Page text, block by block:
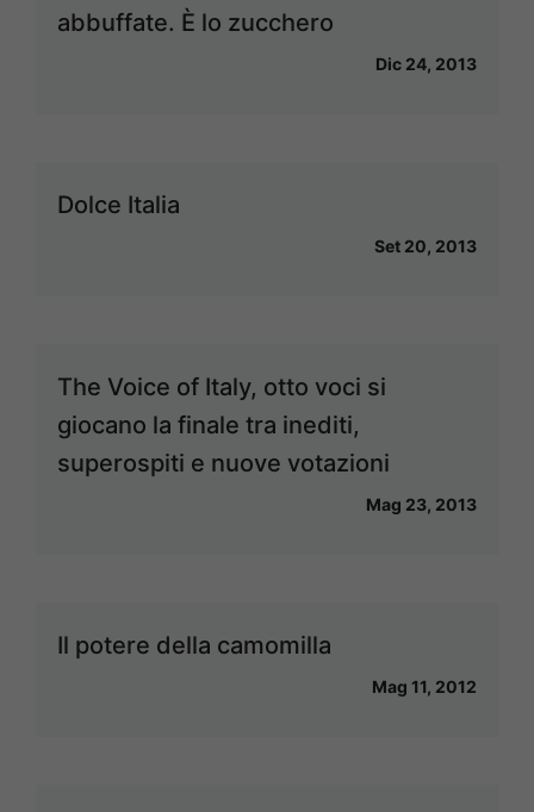
abbuffate. È lo zucchero
Dic 24, 2013
Dolce Italia
Set 20, 2013
The Voice of Italy, otto voci si
giocano la finale tra inediti,
superospiti e nuove votazioni
Mag 23, 2013
Il potere della camomilla
Mag 11, 2012